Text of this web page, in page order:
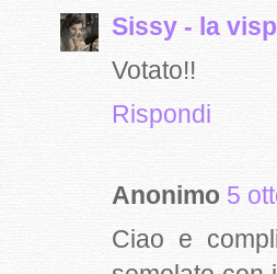
Sissy - la
Votato!!
Rispondi
Anonimo 5
Ciao e